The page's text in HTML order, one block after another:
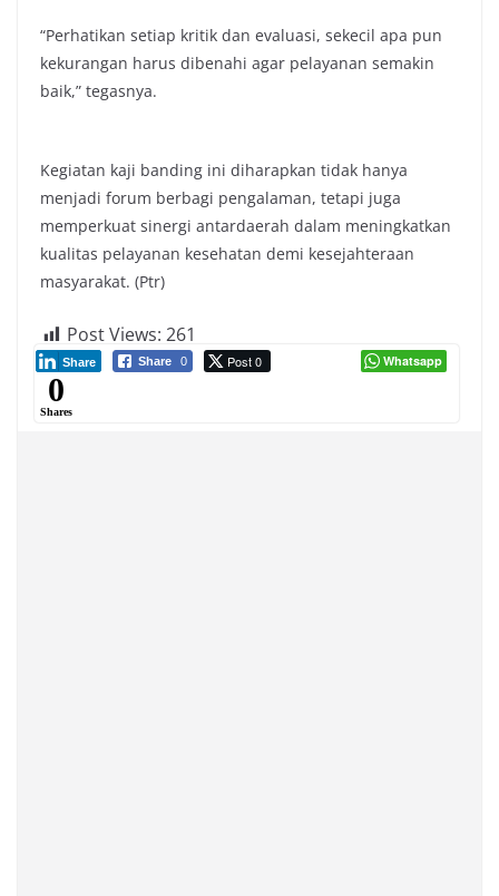
“Perhatikan setiap kritik dan evaluasi, sekecil apa pun
kekurangan harus dibenahi agar pelayanan semakin
baik,” tegasnya.
Kegiatan kaji banding ini diharapkan tidak hanya
menjadi forum berbagi pengalaman, tetapi juga
memperkuat sinergi antardaerah dalam meningkatkan
kualitas pelayanan kesehatan demi kesejahteraan
masyarakat. (Ptr)
Post Views: 261
Share 0 Post 0
Share Whatsapp
0
Shares